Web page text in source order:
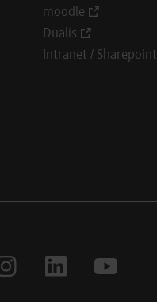
moodle
Dualis
Intranet / Sharepoint
instagramlinkedin youtube